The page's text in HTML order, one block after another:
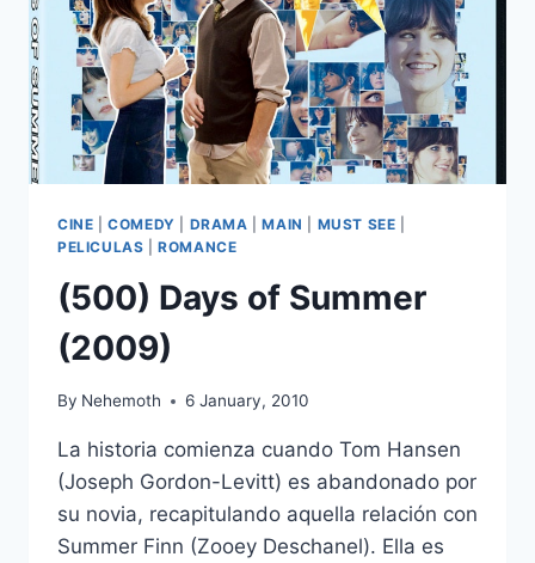
CINE |COMEDY DRAMA |MAIN MUST SEE
PELICULAS |ROMANCE
(500) Days of Summer
(2009)
By Nehemoth 6 January, 2010
La historia comienza cuando Tom Hansen
(Joseph Gordon-Levitt) es abandonado por
su novia, recapitulando aquella relación con
Summer Finn (Zooey Deschanel). Ella es